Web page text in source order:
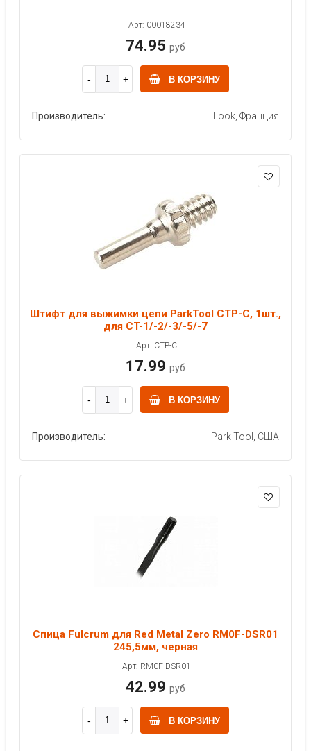
Арт: 00018234
74.95 руб
В КОРЗИНУ
Производитель: Look, Франция
Штифт для выжимки цепи ParkTool CTP-C, 1шт.,
для CT-1/-2/-3/-5/-7
Арт: CTP-C
17.99 руб
В КОРЗИНУ
Производитель: Park Tool, США
Спица Fulcrum для Red Metal Zero RM0F-DSR01
245,5мм, черная
Арт: RM0F-DSR01
42.99 руб
В КОРЗИНУ